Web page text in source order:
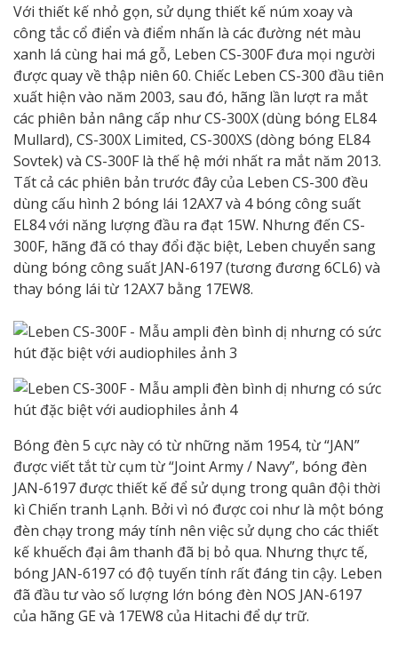
Với thiết kế nhỏ gọn, sử dụng thiết kế núm xoay và
công tắc cổ điển và điểm nhấn là các đường nét màu
xanh lá cùng hai má gỗ, Leben CS-300F đưa mọi người
được quay về thập niên 60. Chiếc Leben CS-300 đầu tiên
xuất hiện vào năm 2003, sau đó, hãng lần lượt ra mắt
các phiên bản nâng cấp như CS-300X (dùng bóng EL84
Mullard), CS-300X Limited, CS-300XS (dòng bóng EL84
Sovtek) và CS-300F là thế hệ mới nhất ra mắt năm 2013.
Tất cả các phiên bản trước đây của Leben CS-300 đều
dùng cấu hình 2 bóng lái 12AX7 và 4 bóng công suất
EL84 với năng lượng đầu ra đạt 15W. Nhưng đến CS-
300F, hãng đã có thay đổi đặc biệt, Leben chuyển sang
dùng bóng công suất JAN-6197 (tương đương 6CL6) và
thay bóng lái từ 12AX7 bằng 17EW8.
Bóng đèn 5 cực này có từ những năm 1954, từ “JAN”
được viết tắt từ cụm từ “Joint Army / Navy”, bóng đèn
JAN-6197 được thiết kế để sử dụng trong quân đội thời
kì Chiến tranh Lạnh. Bởi vì nó được coi như là một bóng
đèn chạy trong máy tính nên việc sử dụng cho các thiết
kế khuếch đại âm thanh đã bị bỏ qua. Nhưng thực tế,
bóng JAN-6197 có độ tuyến tính rất đáng tin cậy. Leben
đã đầu tư vào số lượng lớn bóng đèn NOS JAN-6197
của hãng GE và 17EW8 của Hitachi để dự trữ.